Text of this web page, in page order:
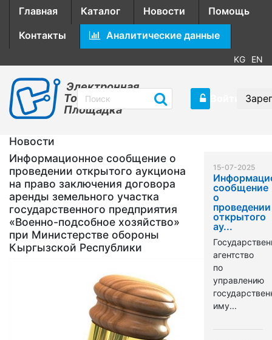
Главная Каталог Новости
Помощь
Контакты
Аналитические данные
KG EN
Электронная
Торговая
Площадка
Новости
Информационное сообщение о
проведении открытого аукциона
на право заключения договора
аренды земельного участка
государственного предприятия
«Военно-подсобное хозяйство»
при Министерстве обороны
Кыргызской Республики
15-07-2025
сообщение
о
проведении
открытого
ау...
агентство
по
управлению
иму...